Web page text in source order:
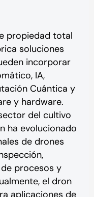
propiedad total
soluciones
incorporar
IA,
Cuántica y
y hardware.
del cultivo
ha evolucionado
de drones
procesos y
el dron
aplicaciones de